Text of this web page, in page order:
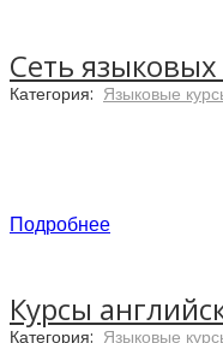
Сеть
Категория: Языковые
Подробнее
Курсы
Категория: Языковые